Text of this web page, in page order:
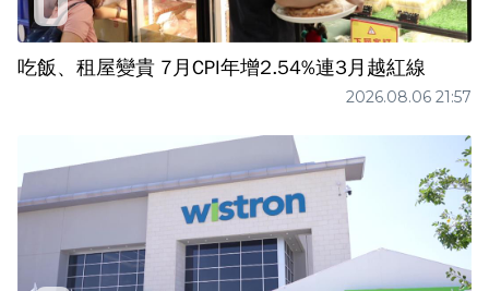
吃飯、租屋變貴 7月CPI年增2.54%連3月越紅線
2026.08.06 21:57